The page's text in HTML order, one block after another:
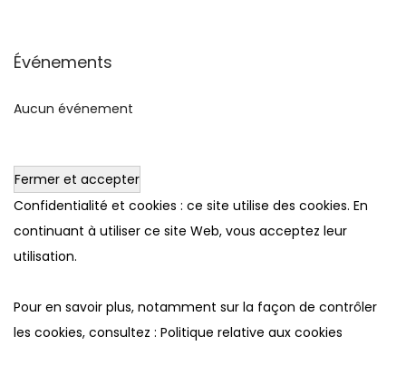
Événements
Aucun événement
Confidentialité et cookies : ce site utilise des cookies. En
continuant à utiliser ce site Web, vous acceptez leur
utilisation.
Pour en savoir plus, notamment sur la façon de contrôler
les cookies, consultez : Politique relative aux cookies